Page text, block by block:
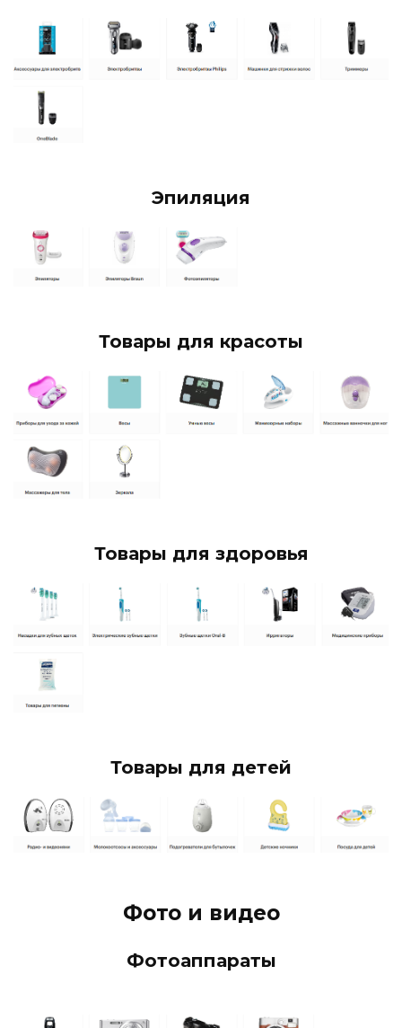
Эпиляция
Товары для красоты
Товары для здоровья
Товары для детей
Фото и видео
Фотоаппараты